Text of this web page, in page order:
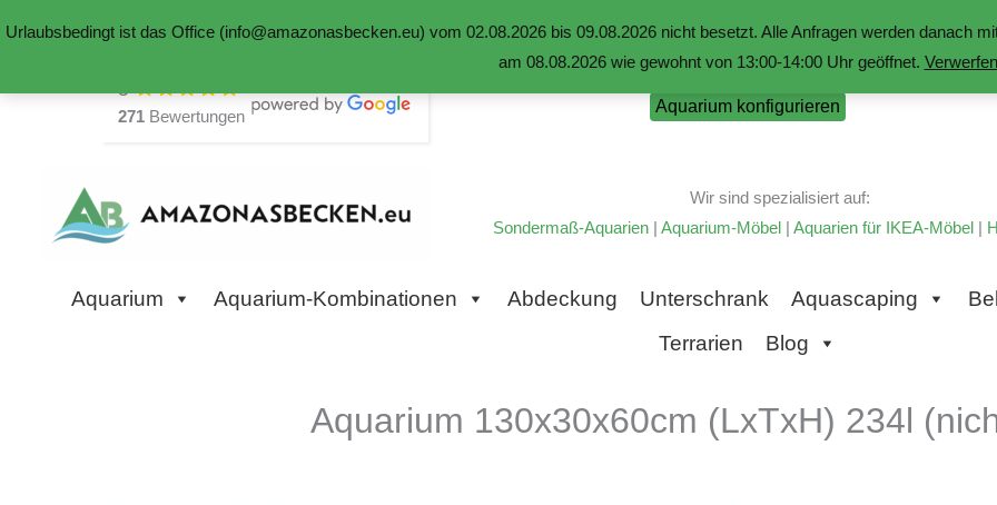
Urlaubsbedingt ist das Office (info@amazonasbecken.eu) vom 02.08.2026 bis 09.08.2026 nicht besetzt. Alle Anfragen werden danach
am 08.08.2026 wie gewohnt von 13:00-14:00 Uhr geöffnet. Verwerfen
5
271 Bewertungen
Aquarium konfigurieren
Wir sind spezialisiert auf:
Sondermaß-Aquarien | Aquarium-Möbel | Aquarien für IKEA-Möbel |
Aquarium Aquarium-Kombinationen Abdeckung Unterschrank Aquascaping
Terrarien
Blog
Aquarium 130x30x60cm (LxTxH) 234l